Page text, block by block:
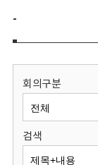
-
회의구분
검색